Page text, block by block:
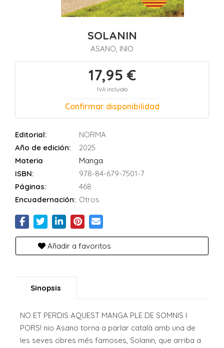
SOLANIN
ASANO, INIO
17,95 €
IVA incluido
Confirmar disponibilidad
Editorial:
NORMA
Año de edición:
2025
Materia
Manga
ISBN:
978-84-679-7501-7
Páginas:
468
Encuadernación: Otros
Añadir a favoritos
Sinopsis
NO ET PERDIS AQUEST MANGA PLE DE SOMNIS I
PORS! nio Asano torna a parlar català amb una de
les seves obres més famoses, Solanin, que arriba a